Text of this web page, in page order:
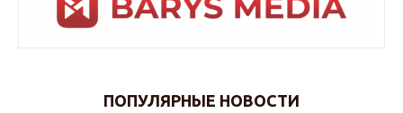
ПОПУЛЯРНЫЕ НОВОСТИ